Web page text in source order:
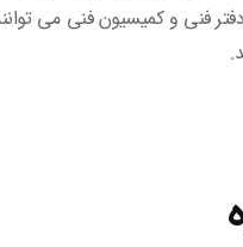
فنی و کمیسیون فنی می